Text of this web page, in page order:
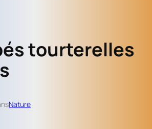
tourterelles
Nature